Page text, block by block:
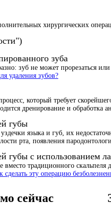
хирургических
зуба
зуб не может прорезаться
удаления зубов?
который требует
дренирование и обработка
губы
языка и губ, их
рта, появления
губы с использованием
традиционного
эту операцию
сейчас